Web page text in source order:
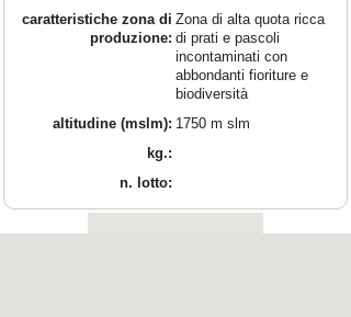
caratteristiche zona di
produzione:
Zona di alta quota ricca
di prati e pascoli
incontaminati con
abbondanti fioriture e
biodiversità
altitudine (mslm): 1750 m slm
kg.:
n. lotto: